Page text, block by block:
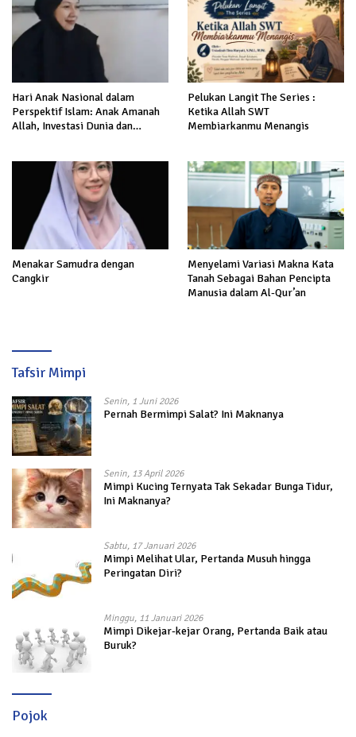
Hari Anak Nasional dalam
Perspektif Islam: Anak Amanah
Allah, Investasi Dunia dan
Pelukan Langit The Series :
Ketika Allah SWT
Membiarkanmu Menangis
Menakar Samudra dengan
Cangkir
Menyelami Variasi Makna Kata
Tanah Sebagai Bahan Pencipta
Manusia dalam Al-Qur’an
Tafsir Mimpi
Senin, 1 Juni 2026
Pernah Bermimpi Salat? Ini Maknanya
Senin, 13 April 2026
Mimpi Kucing Ternyata Tak Sekadar Bunga Tidur,
Ini Maknanya?
Sabtu, 17 Januari 2026
Mimpi Melihat Ular, Pertanda Musuh hingga
Peringatan Diri?
Minggu, 11 Januari 2026
Mimpi Dikejar-kejar Orang, Pertanda Baik atau
Buruk?
Pojok